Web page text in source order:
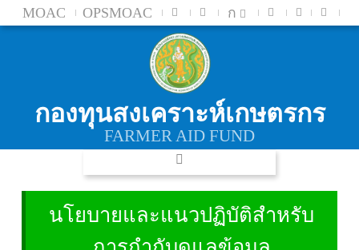
MOAC OPSMOAC ก
กองทุนสงเคราะห์เกษตรกร
FARMER AID FUND
นโยบายและแนวปฏิบัติสำหรับ